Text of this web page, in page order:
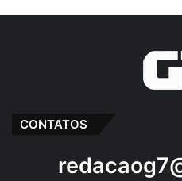
para implantação
Avanços
CONTATOS